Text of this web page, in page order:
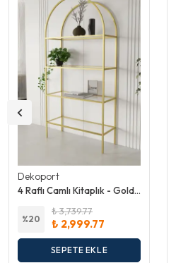
Dekoport
4 Raflı Camlı Kitaplık - Gold Ayak - Temperli Şeffaf Cam
%20
₺ 3,739.77
₺ 2,999.77
SEPETE EKLE